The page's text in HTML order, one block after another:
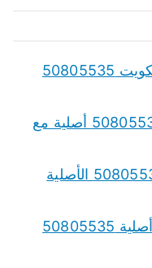
قطع غيار شانجان CHANGAN الكويت 50805535
قطع غيار دومي Domi الكويت 50805535 أصلية مع
قطع غيار جيلي Geely الكويت 50805535 الأصلية
قطع غيار جيتور Jetour بالكويت أصلية 50805535